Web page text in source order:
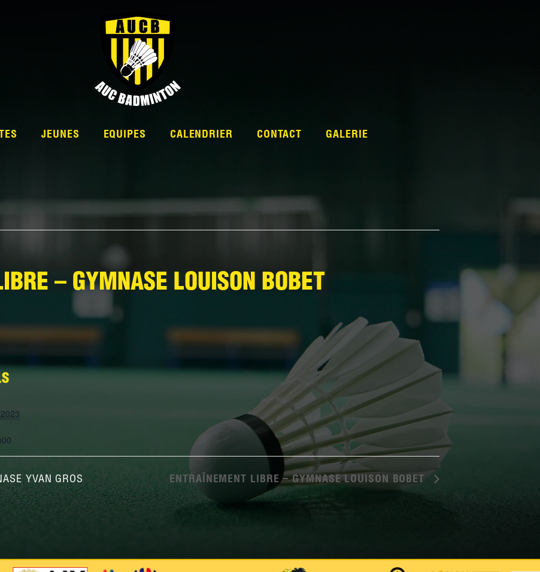
JEUNES EQUIPES
NATIONALE 3
DÉPARTEMENTALE 5
DÉPARTEMENTALE 6
CALENDRIER CONTACT GALERIE
– GYMNASE LOUISON BOBET
YVAN GROS ENTRAÎNEMENT LIBRE – GYMNASE LOUISON BOBET